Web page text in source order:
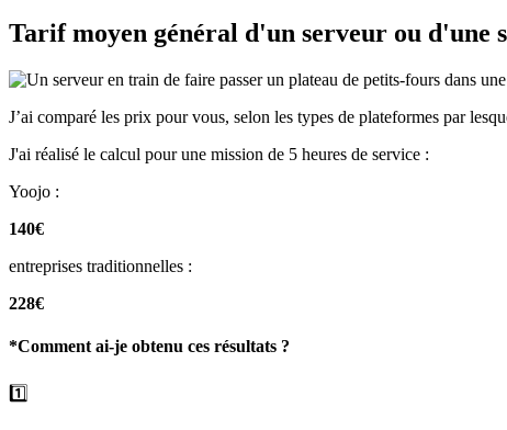
Tarif moyen général d'un serveur ou d'une
J’ai comparé les prix pour vous, selon les types de plateformes par
J'ai réalisé le calcul pour une mission de 5 heures de service :
Yoojo :
140€
entreprises traditionnelles :
228€
*Comment ai-je obtenu ces résultats ?
1️⃣